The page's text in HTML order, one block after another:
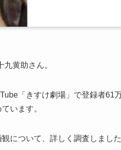
黄助さん。
「きすけ劇場」で登録者
います。
について、詳しく調査しました